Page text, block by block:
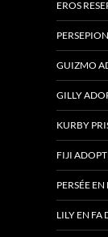
EROS
GUIZMO
GILLY
KURBY
FIJI
PERSÉE
LILY EN FA